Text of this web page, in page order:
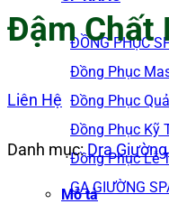
ĐỒNG PHỤC
Đồng Phục
Đồng Phục
Đồng Phục Kỹ
Đồng Phục Lễ
GA GIƯỜNG
Đậm Chất
Liên Hệ
Danh mục:Dra
Mô tả